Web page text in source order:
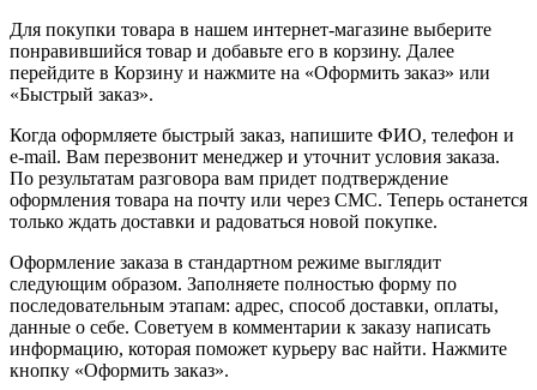
Для покупки товара в нашем интернет-магазине выберите
понравившийся товар и добавьте его в корзину. Далее
перейдите в Корзину и нажмите на «Оформить заказ» или
«Быстрый заказ».
Когда оформляете быстрый заказ, напишите ФИО, телефон и
e-mail. Вам перезвонит менеджер и уточнит условия заказа.
По результатам разговора вам придет подтверждение
оформления товара на почту или через СМС. Теперь останется
только ждать доставки и радоваться новой покупке.
Оформление заказа в стандартном режиме выглядит
следующим образом. Заполняете полностью форму по
последовательным этапам: адрес, способ доставки, оплаты,
данные о себе. Советуем в комментарии к заказу написать
информацию, которая поможет курьеру вас найти. Нажмите
кнопку «Оформить заказ».